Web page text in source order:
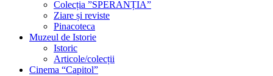
Colecția ”SPERANȚIA”
Ziare și reviste
Pinacoteca
Muzeul de Istorie
Istoric
Articole/colecții
Cinema “Capitol”